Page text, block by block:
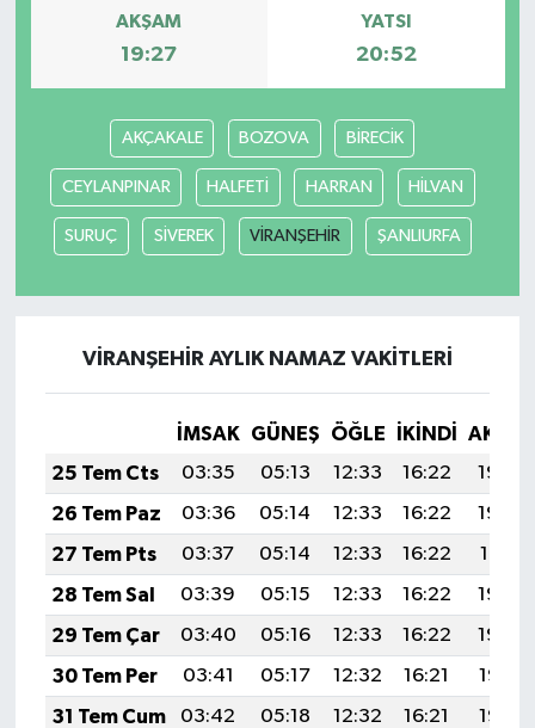
AKŞAM
19:27
YATSI
20:52
AKÇAKALE BOZOVA BİRECİK
CEYLANPINAR HALFETİ HARRAN HİLVAN
SURUÇ SİVEREK VİRANŞEHİR ŞANLIURFA
VİRANŞEHİR AYLIK NAMAZ VAKITLERI
İMSAK GÜNEŞ ÖĞLE İKINDI
25 Tem Cts
03:35 05:13 12:33 16:22
19:42
26 Tem Paz
03:36 05:14 12:33 16:22
19:42
27 Tem Pts
03:37 05:14 12:33 16:22
19:41
28 Tem Sal
03:39 05:15 12:33 16:22
19:40
29 Tem Çar
03:40 05:16 12:33 16:22
19:39
30 Tem Per
03:41 05:17 12:32 16:21
19:38
31 Tem Cum
03:42 05:18 12:32 16:21
19:37